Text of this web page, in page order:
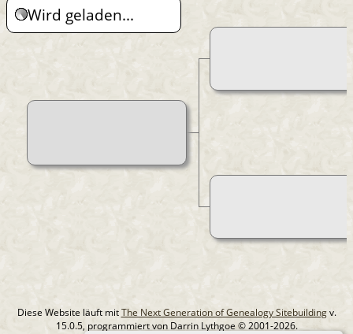
Wird geladen...
Diese Website läuft mitThe Next Generation of Genealogy Sitebuildingv.
15.0.5, programmiert von Darrin Lythgoe © 2001-2026.